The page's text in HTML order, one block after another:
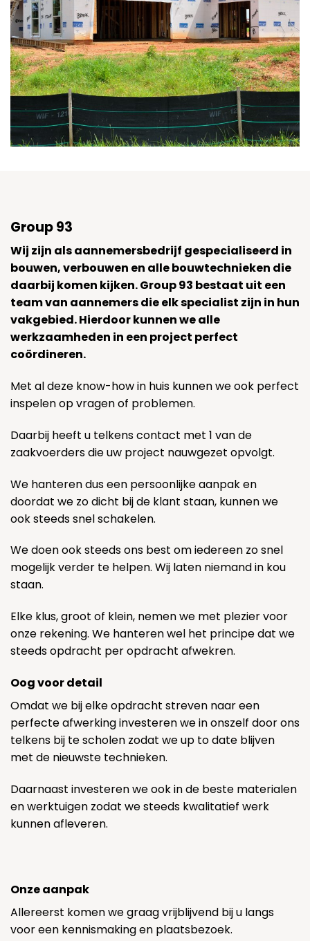
Group 93
Wij zijn als aannemersbedrijf gespecialiseerd in
bouwen, verbouwen en alle bouwtechnieken die
daarbij komen kijken. Group 93 bestaat uit een
team van aannemers die elk specialist zijn in hun
vakgebied. Hierdoor kunnen we alle
werkzaamheden in een project perfect
coördineren.
Met al deze know-how in huis kunnen we ook perfect
inspelen op vragen of problemen.
Daarbij heeft u telkens contact met 1 van de
zaakvoerders die uw project nauwgezet opvolgt.
We hanteren dus een persoonlijke aanpak en
doordat we zo dicht bij de klant staan, kunnen we
ook steeds snel schakelen.
We doen ook steeds ons best om iedereen zo snel
mogelijk verder te helpen. Wij laten niemand in kou
staan.
Elke klus, groot of klein, nemen we met plezier voor
onze rekening. We hanteren wel het principe dat we
steeds opdracht per opdracht afwekren.
Oog voor detail
Omdat we bij elke opdracht streven naar een
perfecte afwerking investeren we in onszelf door ons
telkens bij te scholen zodat we up to date blijven
met de nieuwste technieken.
Daarnaast investeren we ook in de beste materialen
en werktuigen zodat we steeds kwalitatief werk
kunnen afleveren.
Onze aanpak
Allereerst komen we graag vrijblijvend bij u langs
voor een kennismaking en plaatsbezoek.